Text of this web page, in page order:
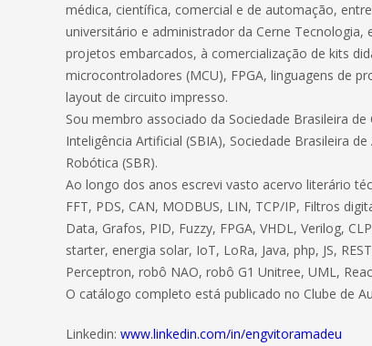
médica, científica, comercial e de automação,
universitário e administrador da Cerne
projetos embarcados, à comercialização de kits
microcontroladores (MCU), FPGA, linguagens de
layout de circuito impresso.
Sou membro associado da Sociedade Brasileira
Inteligência Artificial (SBIA), Sociedade Brasileira
Robótica (SBR).
Ao longo dos anos escrevi vasto acervo literário
FFT, PDS, CAN, MODBUS, LIN, TCP/IP, Filtros
Data, Grafos, PID, Fuzzy, FPGA, VHDL, Verilog,
starter, energia solar, IoT, LoRa, Java, php, JS,
Perceptron, robô NAO, robô G1 Unitree, UML,
O catálogo completo está publicado no Clube de
Linkedin:www.linkedin.com/in/engvitoramadeu